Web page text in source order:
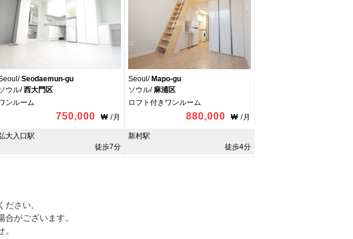
Seodaemun-gu
ウル/西大門区
ンルーム
750,000 ₩ /月
大入口駅
徒歩7分
Seoul/ Mapo-gu
ソウル/ 麻浦区
ロフト付きワンルーム
880,000 ₩ /月
新村駅
徒歩4分
さい。
がございます。